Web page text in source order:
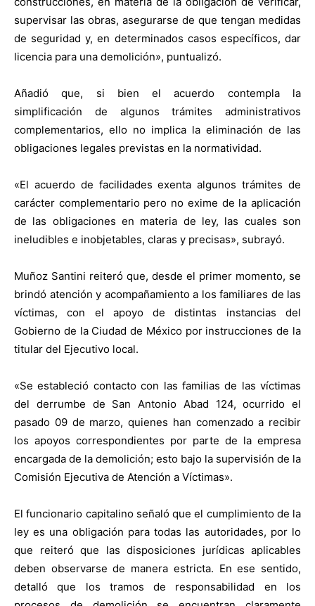
supervisar las obras, asegurarse de que tengan medidas
de seguridad y, en determinados casos específicos, dar
licencia para una demolición», puntualizó.
Añadió que, si bien el acuerdo contempla la
simplificación de algunos trámites administrativos
complementarios, ello no implica la eliminación de las
obligaciones legales previstas en la normatividad.
«El acuerdo de facilidades exenta algunos trámites de
carácter complementario pero no exime de la aplicación
de las obligaciones en materia de ley, las cuales son
ineludibles e inobjetables, claras y precisas», subrayó.
Muñoz Santini reiteró que, desde el primer momento, se
brindó atención y acompañamiento a los familiares de las
víctimas, con el apoyo de distintas instancias del
Gobierno de la Ciudad de México por instrucciones de la
titular del Ejecutivo local.
«Se estableció contacto con las familias de las víctimas
del derrumbe de San Antonio Abad 124, ocurrido el
pasado 09 de marzo, quienes han comenzado a recibir
los apoyos correspondientes por parte de la empresa
encargada de la demolición; esto bajo la supervisión de la
Comisión Ejecutiva de Atención a Víctimas».
El funcionario capitalino señaló que el cumplimiento de la
ley es una obligación para todas las autoridades, por lo
que reiteró que las disposiciones jurídicas aplicables
deben observarse de manera estricta. En ese sentido,
detalló que los tramos de responsabilidad en los